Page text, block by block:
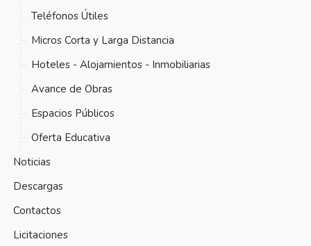
Teléfonos Útiles
Micros Corta y Larga Distancia
Hoteles - Alojamientos - Inmobiliarias
Avance de Obras
Espacios Públicos
Oferta Educativa
Noticias
Descargas
Contactos
Licitaciones